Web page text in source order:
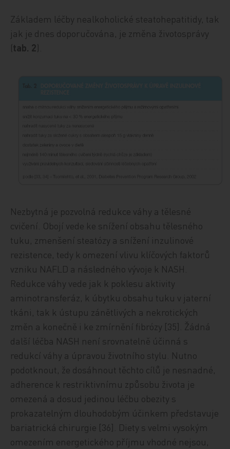
Základem léčby nealkoholické steatohepatitidy, tak
jak je dnes doporučována, je změna životosprávy
(tab. 2).
Nezbytná je pozvolná redukce váhy a tělesné
cvičení. Obojí vede ke snížení obsahu tělesného
tuku, zmenšení steatózy a snížení inzulinové
rezistence, tedy k omezení vlivu klíčových faktorů
vzniku NAFLD a následného vývoje k NASH.
Redukce váhy vede jak k poklesu aktivity
aminotransferáz, k úbytku obsahu tuku v jaterní
tkáni, tak k ústupu zánětlivých a nekrotických
změn a konečně i ke zmírnění fibrózy [35]. Žádná
další léčba NASH není srovnatelně účinná s
redukcí váhy a úpravou životního stylu. Nutno
podotknout, že dosáhnout těchto cílů je nesnadné,
adherence k restriktivnímu způsobu života je
omezená a dosud jedinou léčbu obezity s
prokazatelným dlouhodobým účinkem představuje
bariatrická chirurgie [36]. Diety s velmi vysokým
omezením energetického příjmu vhodné nejsou,